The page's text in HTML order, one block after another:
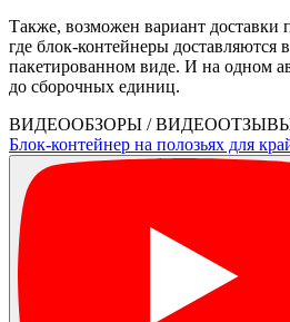
Также, возможен вариант доставки
где блок-контейнеры доставляются
пакетированном виде. И на одном
до сборочных единиц.
ВИДЕООБЗОРЫ /
Блок-контейнер на полозьях для